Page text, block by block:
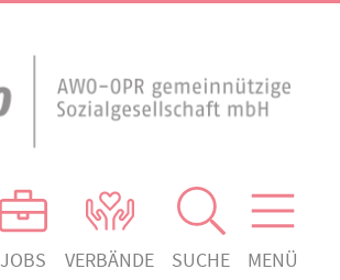
JOBS VERBÄNDE SUCHE MENÜ